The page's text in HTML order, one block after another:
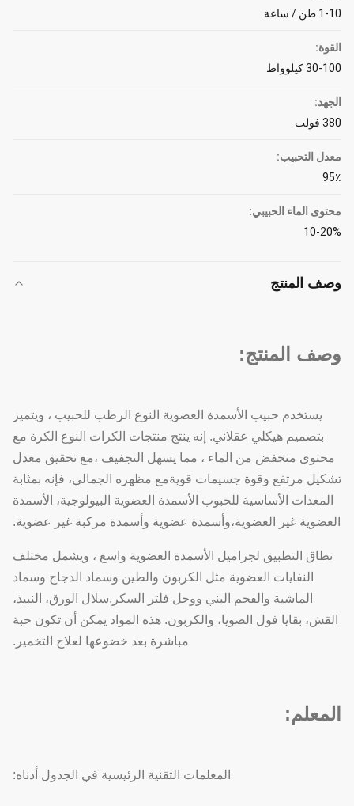
1-10 طن / ساعة
القوة:
30-100 كيلوواط
الجهد:
380 فولت
معدل التحبيب:
95٪
محتوى الماء الحبيبي:
10-20%
وصف المنتج
وصف المنتج:
يستخدم حبيب الأسمدة العضوية النوع الرطب للحبيب ، ويتميز
بتصميم هيكلي عقلاني. إنه ينتج منتجات الكرات النوع الكرة مع
محتوى منخفض من الماء ، مما يسهل التجفيف ،مع تحقيق معدل
تشكيل مرتفع وقوة جسيمات قويةمع مظهره الجمالي، فإنه بمثابة
المعدات الأساسية للحبوب الأسمدة العضوية البيولوجية، الأسمدة
العضوية غير العضوية،وأسمدة عضوية وأسمدة مركبة غير عضوية.
نطاق التطبيق لجراميل الأسمدة العضوية واسع ، ويشمل مختلف
النفايات العضوية مثل الكربون والطين وسماد الدجاج وسماد
الماشية والفحم البني ووحل فلتر السكر,سلال الورق، النبيذ،
القش، بقايا فول الصويا، والكربون. هذه المواد يمكن أن تكون حبة
مباشرة بعد خضوعها لعلاج التخمير.
المعلم:
المعلمات التقنية الرئيسية في الجدول أدناه: